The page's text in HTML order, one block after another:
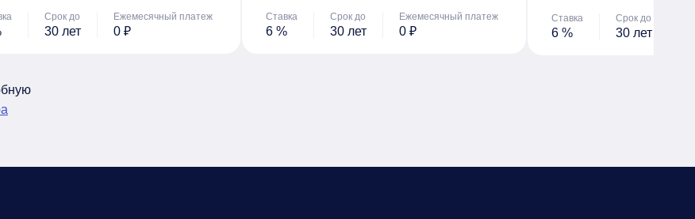
Срок до
30 лет
Ежемесячный платеж
0 ₽
Ставка
6 %
Срок до
30 лет
Ежемесячный платеж
0 ₽
Ставка
6 %
Срок до
30 лет